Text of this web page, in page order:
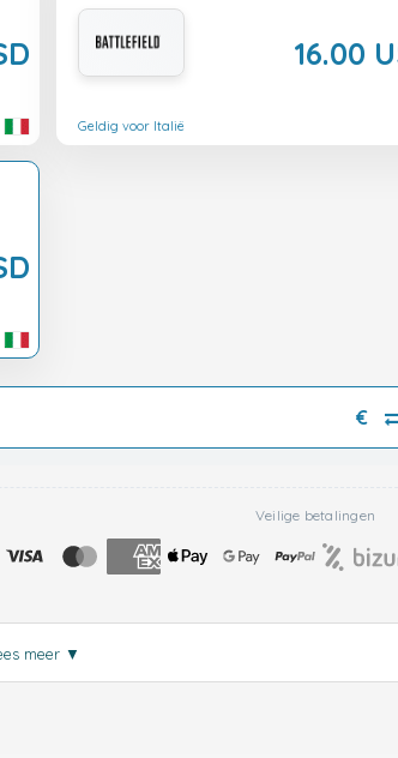
16.00
Geldig voor Italië
€
Veilige betalingen
meer ▼